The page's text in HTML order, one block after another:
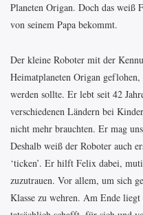
Planeten Origan. Doch das weiß
von seinem Papa bekommt.
Der kleine Roboter mit der
Heimatplaneten Origan
werden sollte. Er lebt seit 42
verschiedenen Ländern bei
nicht mehr brauchten. Er mag
Deshalb weiß der Roboter auch
‘ticken’. Er hilft Felix dabei,
zuzutrauen. Vor allem, um sich
Klasse zu wehren. Am Ende